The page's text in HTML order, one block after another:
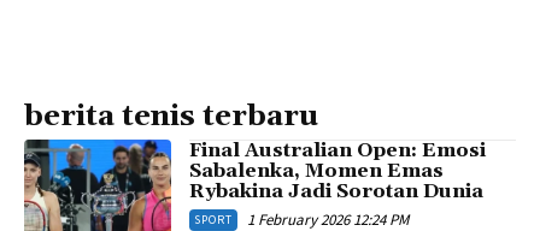
berita tenis terbaru
Final Australian Open: Emosi
Sabalenka, Momen Emas
Rybakina Jadi Sorotan Dunia
SPORT 1 February 2026 12:24 PM